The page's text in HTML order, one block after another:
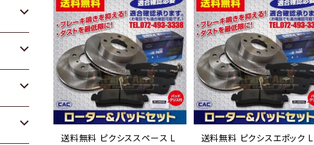
送料無料 ピクシススペース L
送料無料 ピクシスエポック L